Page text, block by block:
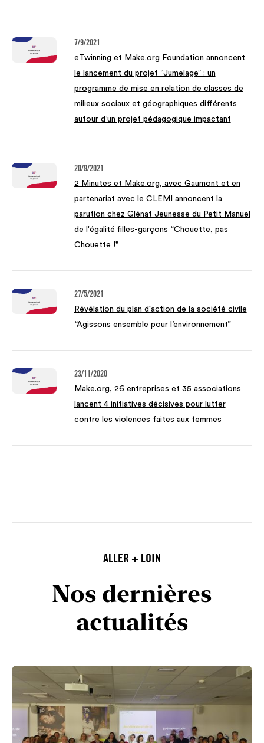
7/9/2021
eTwinning et Make.org Foundation annoncent
le lancement du projet “Jumelage” : un
programme de mise en relation de classes de
milieux sociaux et géographiques différents
autour d’un projet pédagogique impactant
20/9/2021
2 Minutes et Make.org, avec Gaumont et en
partenariat avec le CLEMI annoncent la
parution chez Glénat Jeunesse du Petit Manuel
de l'égalité filles-garçons “Chouette, pas
Chouette !"
27/5/2021
Révélation du plan d'action de la société civile
“Agissons ensemble pour l’environnement”
23/11/2020
Make.org, 26 entreprises et 35 associations
lancent 4 initiatives décisives pour lutter
contre les violences faites aux femmes
ALLER + LOIN
Nos dernières
actualités